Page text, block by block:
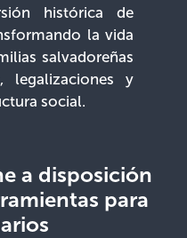
histórica de
la vida
salvadoreñas
legalizaciones y
social.
a disposición
para